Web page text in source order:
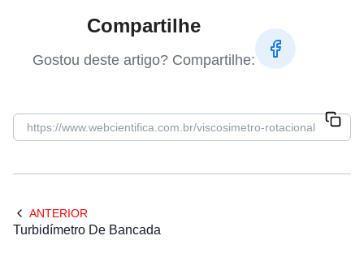
Compartilhe
Gostou deste artigo? Compartilhe:
ANTERIOR
Turbidímetro De Bancada